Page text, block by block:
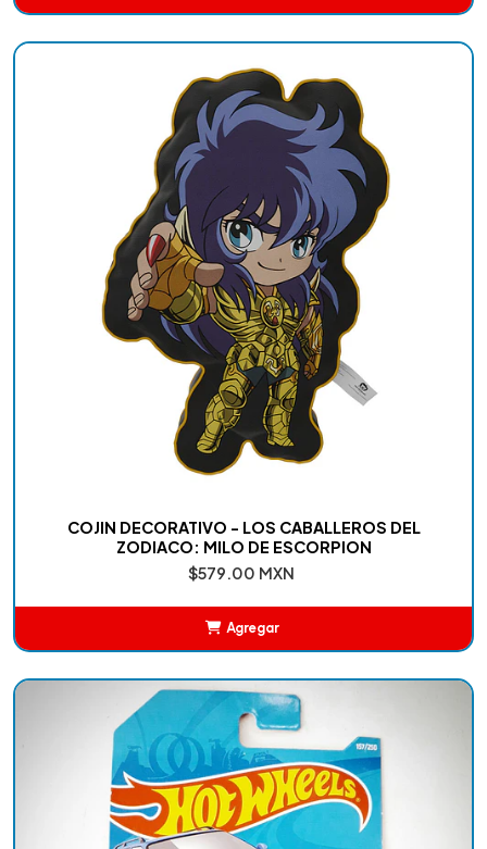
COJIN DECORATIVO - LOS CABALLEROS DEL
ZODIACO: MILO DE ESCORPION
$579.00 MXN
Agregar